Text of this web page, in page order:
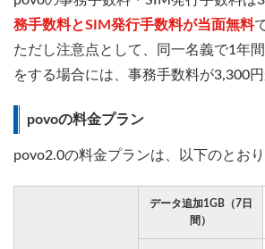
務手数料とSIM発行手数料が当面無料
ただし注意点として、同一名義で1年
をする場合には、事務手数料が3,300円
povoの料金プラン
povo2.0の料金プランは、以下のとおり
データ追加1GB（7日
間）